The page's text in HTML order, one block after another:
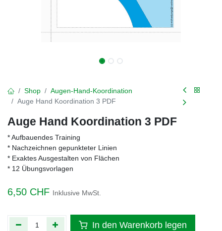
Shop
Augen-Hand-Koordination
Auge Hand Koordination 3 PDF
Auge Hand Koordination 3 PDF
* Aufbauendes Training
* Nachzeichnen gepunkteter Linien
* Exaktes Ausgestalten von Flächen
* 12 Übungsvorlagen
6,50 CHF Inklusive MwSt.
In den Warenkorb legen